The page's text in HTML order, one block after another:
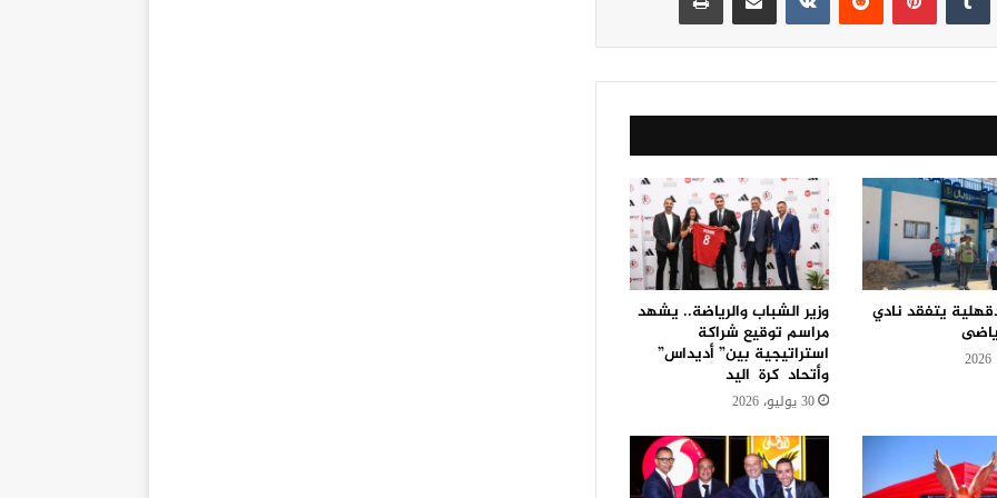
يتفقد نادي
وزير الشباب والرياضة.. يشهد
مراسم توقيع شراكة
استراتيجية بين” أديداس”
وأتحاد كرة اليد
30 يوليو، 2026